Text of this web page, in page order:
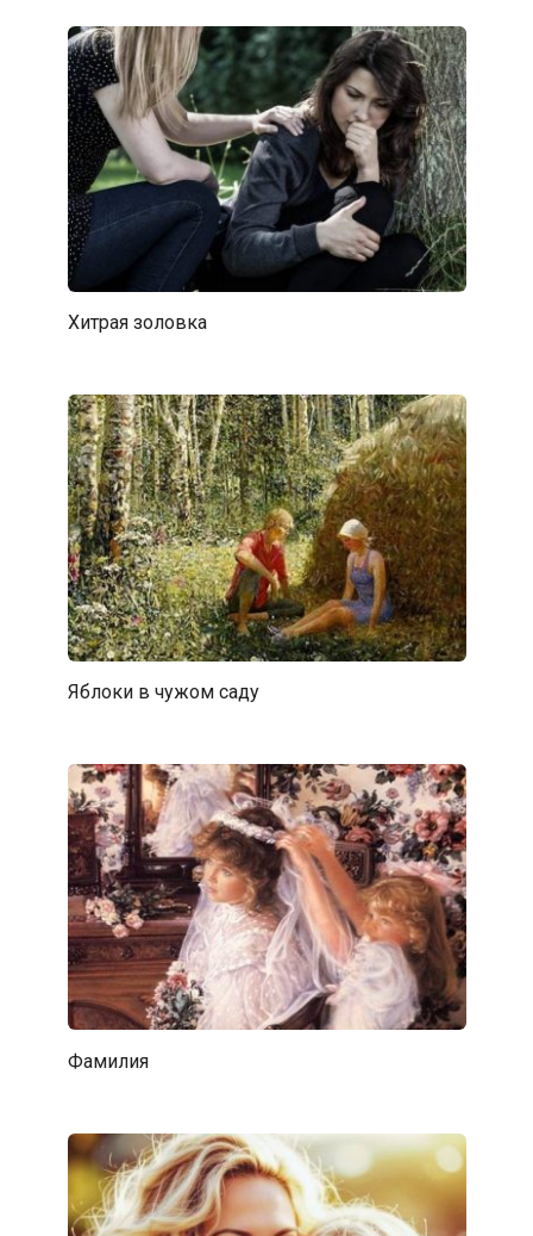
Хитрая золовка
Яблоки в чужом саду
Фамилия